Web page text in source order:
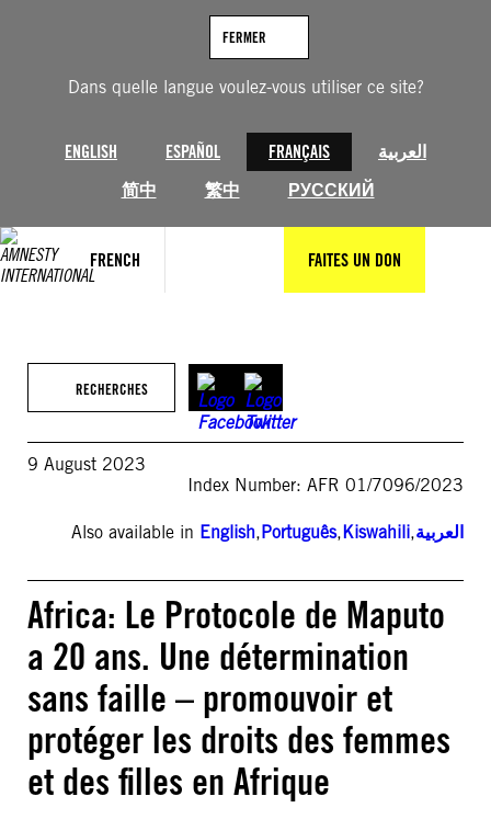
Dans quelle langue voulez-vous utiliser ce site?
ENGLISH ESPAÑOL FRANÇAIS
العربية
简中
繁中 РУССКИЙ
FERMER
FRENCH FAITES UN DON
RECHERCHES
9 August 2023
Index Number: AFR 01/7096/2023
Also available in English,Português,Kiswahili,العربية
Africa: Le Protocole de Maputo
a 20 ans. Une détermination
sans faille – promouvoir et
protéger les droits des femmes
et des filles en Afrique